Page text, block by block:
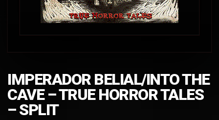
IMPERADOR BELIAL/INTO THE
CAVE – TRUE HORROR TALES
– SPLIT